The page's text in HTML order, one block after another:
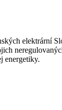
elektrární
energetiky.